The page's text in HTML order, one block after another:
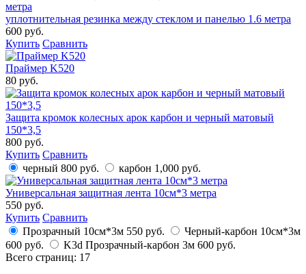
уплотнительная резинка между стеклом и панелью 1.6 метра
600 руб.
Купить Сравнить
Праймер K520
80 руб.
Защита кромок колесных арок карбон и черный матовый
150*3,5
800 руб.
Купить Сравнить
черный 800 руб. карбон 1,000 руб.
Универсальная защитная лента 10см*3 метра
550 руб.
Купить Сравнить
Прозрачный 10см*3м 550 руб.
Черный-карбон 10см*3м
600 руб.
K3d Прозрачный-карбон 3м 600 руб.
Всего страниц: 17